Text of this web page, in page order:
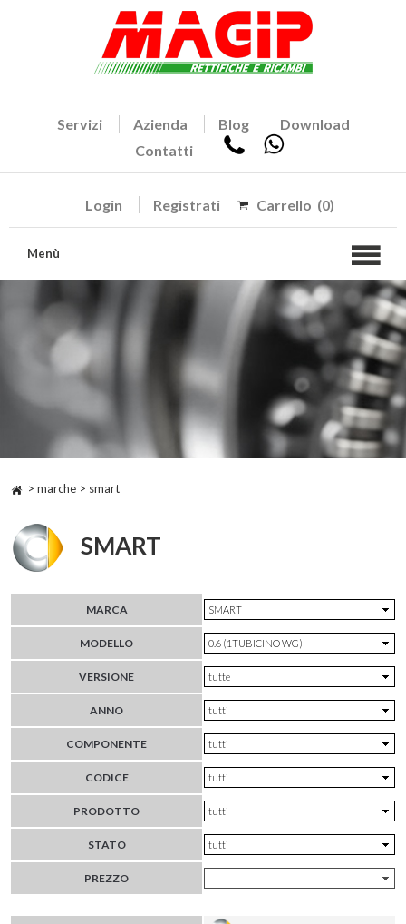
Servizi Azienda Blog
Download
Contatti
Login Registrati Carrello (0)
Menù
> marche > smart
SMART
MARCA
MODELLO
VERSIONE
ANNO
COMPONENTE
CODICE
PRODOTTO
STATO
PREZZO